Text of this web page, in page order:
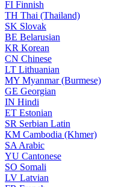
FI Finnish
TH Thai (Thailand)
SK Slovak
BE Belarusian
KR Korean
CN Chinese
LT Lithuanian
MY Myanmar (Burmese)
GE Georgian
IN Hindi
ET Estonian
SR Serbian Latin
KM Cambodia (Khmer)
SA Arabic
YU Cantonese
SO Somali
LV Latvian